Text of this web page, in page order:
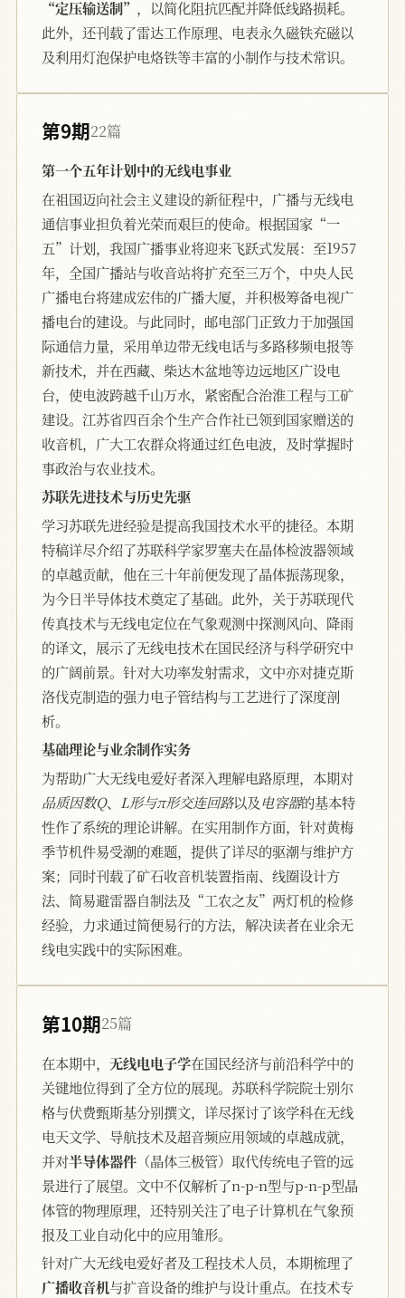
“定压输送制” ，以简化阻抗匹配并降低线路损耗。
此外，还刊载了雷达工作原理、电表永久磁铁充磁以
及利用灯泡保护电烙铁等丰富的小制作与技术常识。
第9期22篇
第一个五年计划中的无线电事业
在祖国迈向社会主义建设的新征程中，广播与无线电
通信事业担负着光荣而艰巨的使命。根据国家“一
五”计划，我国广播事业将迎来飞跃式发展：至1957
年，全国广播站与收音站将扩充至三万个，中央人民
广播电台将建成宏伟的广播大厦，并积极筹备电视广
播电台的建设。与此同时，邮电部门正致力于加强国
际通信力量，采用单边带无线电话与多路移频电报等
新技术，并在西藏、柴达木盆地等边远地区广设电
台，使电波跨越千山万水，紧密配合治淮工程与工矿
建设。江苏省四百余个生产合作社已领到国家赠送的
收音机，广大工农群众将通过红色电波，及时掌握时
事政治与农业技术。
苏联先进技术与历史先驱
学习苏联先进经验是提高我国技术水平的捷径。本期
特稿详尽介绍了苏联科学家罗塞夫在晶体检波器领域
的卓越贡献，他在三十年前便发现了晶体振荡现象，
为今日半导体技术奠定了基础。此外，关于苏联现代
传真技术与无线电定位在气象观测中探测风向、降雨
的译文，展示了无线电技术在国民经济与科学研究中
的广阔前景。针对大功率发射需求，文中亦对捷克斯
洛伐克制造的强力电子管结构与工艺进行了深度剖
析。
基础理论与业余制作实务
为帮助广大无线电爱好者深入理解电路原理，本期对
品质因数Q、 L形与π形交连回路以及电容器的基本特
性作了系统的理论讲解。在实用制作方面，针对黄梅
季节机件易受潮的难题，提供了详尽的驱潮与维护方
案；同时刊载了矿石收音机装置指南、线圈设计方
法、简易避雷器自制法及“工农之友”两灯机的检修
经验，力求通过简便易行的方法，解决读者在业余无
线电实践中的实际困难。
第10期25篇
在本期中， 无线电电子学在国民经济与前沿科学中的
关键地位得到了全方位的展现。苏联科学院院士别尔
格与伏费甄斯基分别撰文，详尽探讨了该学科在无线
电天文学、导航技术及超音频应用领域的卓越成就，
并对半导体器件 （晶体三极管）取代传统电子管的远
景进行了展望。文中不仅解析了n-p-n型与p-n-p型晶
体管的物理原理，还特别关注了电子计算机在气象预
报及工业自动化中的应用雏形。
针对广大无线电爱好者及工程技术人员，本期梳理了
广播收音机与扩音设备的维护与设计重点。在技术专